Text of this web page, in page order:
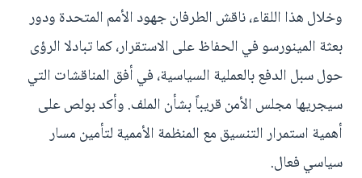
وخلال هذا اللقاء، ناقش الطرفان جهود الأمم المتحدة ودور
بعثة المينورسو في الحفاظ على الاستقرار، كما تبادلا الرؤى
حول سبل الدفع بالعملية السياسية، في أفق المناقشات التي
سيجريها مجلس الأمن قريباً بشأن الملف. وأكد بولص على
أهمية استمرار التنسيق مع المنظمة الأممية لتأمين مسار
سياسي فعال.